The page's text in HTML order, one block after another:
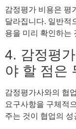
감정평가 비용은 평
달라집니다. 일반적
용을 미리 확인하는
4. 감정평
야 할 점은
감정평가사와의 협
요구사항을 구체적
주는 것이 협업의